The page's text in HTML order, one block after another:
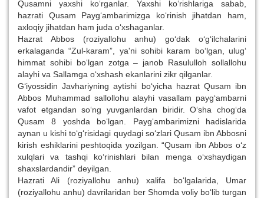
Qusamni yaxshi ko‘rganlar. Yaxshi ko‘rishlariga sabab,
hazrati Qusam Payg‘ambarimizga ko‘rinish jihatdan ham,
axloqiy jihatdan ham juda o‘xshaganlar.
Hazrat Abbos (roziyallohu anhu) go‘dak o‘g‘ilchalarini
erkalaganda “Zul-karam”, ya'ni sohibi karam bo‘lgan, ulug‘
himmat sohibi bo‘lgan zotga – janob Rasululloh sollallohu
alayhi va Sallamga o‘xshash ekanlarini zikr qilganlar.
G‘iyossidin Javhariyning aytishi bo‘yicha hazrat Qusam ibn
Abbos Muhammad sallollohu alayhi vasallam payg‘ambarni
vafot etgandan so‘ng yuvganlardan biridir. O‘sha chog‘da
Qusam 8 yoshda bo‘lgan. Payg‘ambarimizni hadislarida
aynan u kishi to‘g‘risidagi quydagi so‘zlari Qusam ibn Abbosni
kirish eshiklarini peshtoqida yozilgan. “Qusam ibn Abbos o‘z
xulqlari va tashqi ko‘rinishlari bilan menga o‘xshaydigan
shaxslardandir” deyilgan.
Hazrati Ali (roziyallohu anhu) xalifa bo‘lgalarida, Umar
(roziyallohu anhu) davrilaridan ber Shomda voliy bo‘lib turgan